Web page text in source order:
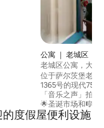
公寓 ｜ 老城区
老城区公寓，大教
位于萨尔茨堡老
1365号的现代75
「音乐之声」拍
🌟圣诞市场和🎼莫
遥。 像当地人一样
床上欣赏独特的大教堂景
度假屋便利设施